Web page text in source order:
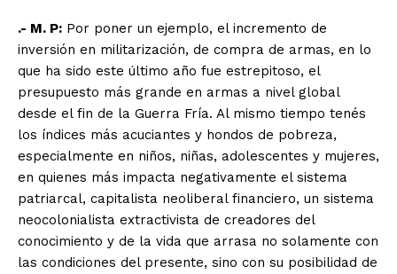
.- M. P: Por poner un ejemplo, el incremento de
inversión en militarización, de compra de armas, en lo
que ha sido este último año fue estrepitoso, el
presupuesto más grande en armas a nivel global
desde el fin de la Guerra Fría. Al mismo tiempo tenés
los índices más acuciantes y hondos de pobreza,
especialmente en niños, niñas, adolescentes y mujeres,
en quienes más impacta negativamente el sistema
patriarcal, capitalista neoliberal financiero, un sistema
neocolonialista extractivista de creadores del
conocimiento y de la vida que arrasa no solamente con
las condiciones del presente, sino con su posibilidad de